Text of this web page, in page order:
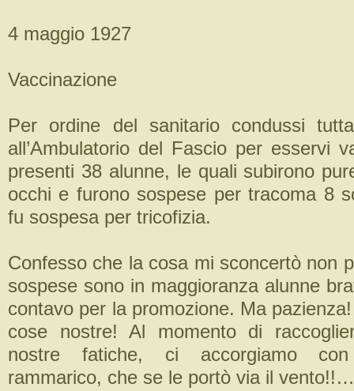
4 maggio 1927
Vaccinazione
Per ordine del sanitario condussi
all’Ambulatorio del Fascio per esservi
presenti 38 alunne, le quali subirono
occhi e furono sospese per tracoma 8
fu sospesa per tricofizia.
Confesso che la cosa mi sconcertò non
sospese sono in maggioranza alunne
contavo per la promozione. Ma
cose nostre! Al momento di
nostre fatiche, ci accorgiamo
rammarico, che se le portò via il vento!!…